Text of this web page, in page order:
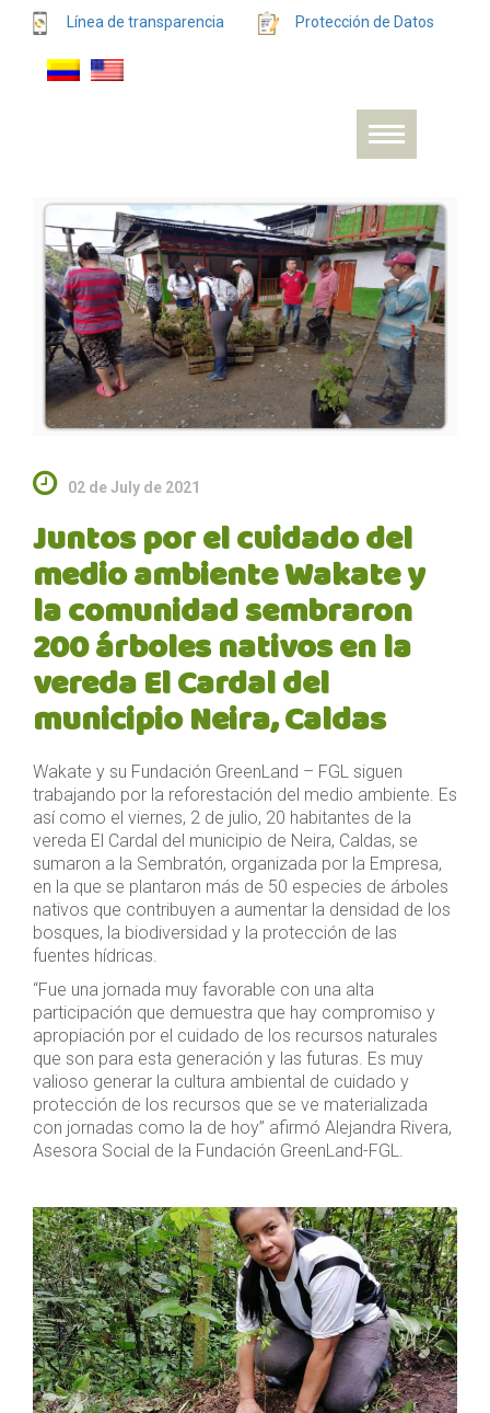
Línea de transparencia Protección de Datos
02 de July de 2021
Juntos por el cuidado del
medio ambiente Wakate y
la comunidad sembraron
200 árboles nativos en la
vereda El Cardal del
municipio Neira, Caldas
Wakate y su Fundación GreenLand – FGL siguen
trabajando por la reforestación del medio ambiente. Es
así como el viernes, 2 de julio, 20 habitantes de la
vereda El Cardal del municipio de Neira, Caldas, se
sumaron a la Sembratón, organizada por la Empresa,
en la que se plantaron más de 50 especies de árboles
nativos que contribuyen a aumentar la densidad de los
bosques, la biodiversidad y la protección de las
fuentes hídricas.
“Fue una jornada muy favorable con una alta
participación que demuestra que hay compromiso y
apropiación por el cuidado de los recursos naturales
que son para esta generación y las futuras. Es muy
valioso generar la cultura ambiental de cuidado y
protección de los recursos que se ve materializada
con jornadas como la de hoy” afirmó Alejandra Rivera,
Asesora Social de la Fundación GreenLand-FGL.